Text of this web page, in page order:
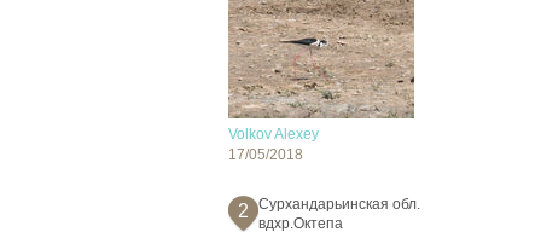
Volkov Alexey
17/05/2018
2
Сурхандарьинская обл.
вдхр.Октепа